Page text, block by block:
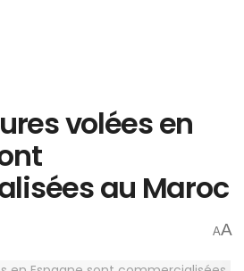
volées en
au Maroc
AA